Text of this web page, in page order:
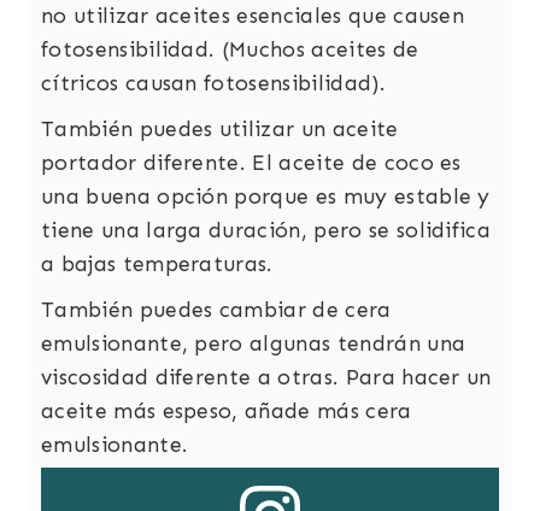
no utilizar aceites esenciales que causen
fotosensibilidad. (Muchos aceites de
cítricos causan fotosensibilidad).
También puedes utilizar un aceite
portador diferente. El aceite de coco es
una buena opción porque es muy estable y
tiene una larga duración, pero se solidifica
a bajas temperaturas.
También puedes cambiar de cera
emulsionante, pero algunas tendrán una
viscosidad diferente a otras. Para hacer un
aceite más espeso, añade más cera
emulsionante.